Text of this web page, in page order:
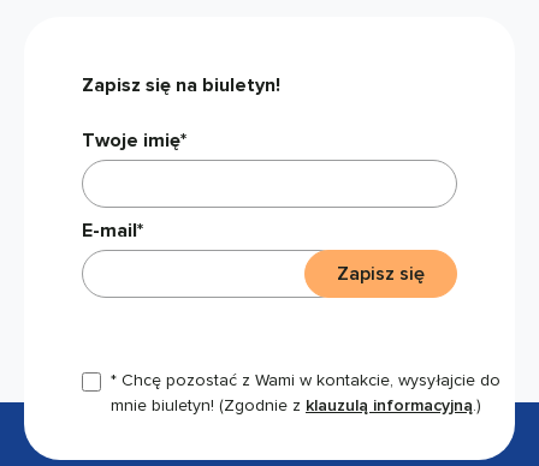
Zapisz się na biuletyn!
Twoje imię*
E-mail*
* Chcę pozostać z Wami w kontakcie, wysyłajcie do
mnie biuletyn! (Zgodnie z klauzulą informacyjną.)
Zapisz się